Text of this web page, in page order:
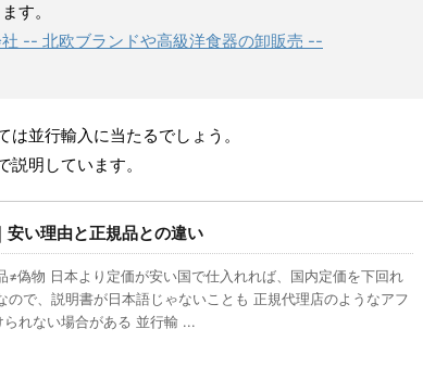
す。
-- 北欧ブランドや高級洋食器の卸販売 --
並行輸入に当たるでしょう。
明しています。
安い理由と正規品との違い
≠偽物 日本より定価が安い国で仕入れれば、国内定価を下回れ
ので、説明書が日本語じゃないことも 正規代理店のようなアフ
られない場合がある 並行輸 ...